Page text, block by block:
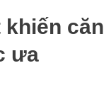
căn
ưa